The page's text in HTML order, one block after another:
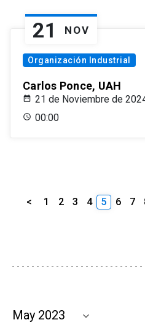
21 NOV
Organización Industrial
Carlos Ponce, UAH
21 de Noviembre de
00:00
< 1 2 3 4 5 6 7